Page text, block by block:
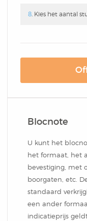
8. Kies het aantal
Blocnote
U kunt het
het formaat, het
bevestiging, met
boorgaten, etc.
standaard
een ander
indicatieprijs